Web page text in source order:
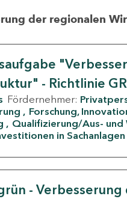
der regionalen
- Richtlinie
Fördernehmer:
Forschung,
Qualifizierung/Aus-
in
- Verbesserung